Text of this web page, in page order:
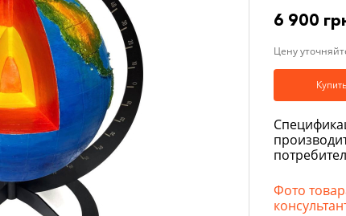
6 900
Цену
Купить
Фото